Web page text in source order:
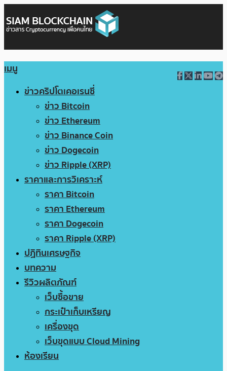
เมนู
ข่าวคริปโตเคอเรนซี่
ข่าว Bitcoin
ข่าว Ethereum
ข่าว Binance Coin
ข่าว Dogecoin
ข่าว Ripple (XRP)
ราคาและการวิเคราะห์
ราคา Bitcoin
ราคา Ethereum
ราคา Dogecoin
ราคา Ripple (XRP)
ปฏิทินเศรษฐกิจ
บทความ
รีวิวผลิตภัณฑ์
เว็บซื้อขาย
กระเป๋าเก็บเหรียญ
เครื่องขุด
เว็บขุดแบบ Cloud Mining
ห้องเรียน